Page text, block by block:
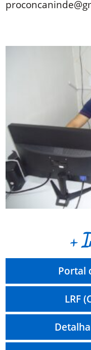
+
Portal
LRF